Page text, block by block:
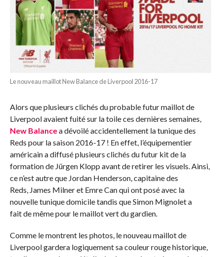
Le nouveau maillot New Balance de Liverpool 2016-17
Alors que plusieurs clichés du probable futur maillot de
Liverpool avaient fuité sur la toile ces dernières semaines,
New Balancea dévoilé accidentellement la tunique des
Reds pour la saison 2016-17 ! En effet, l’équipementier
américain a diffusé plusieurs clichés du futur kit de la
formation de Jürgen Klopp avant de retirer les visuels. Ainsi,
ce n’est autre que Jordan Henderson, capitaine des
Reds, James Milner et Emre Can qui ont posé avec la
nouvelle tunique domicile tandis que Simon Mignolet a
fait de même pour le maillot vert du gardien.
Comme le montrent les photos, le nouveau maillot de
Liverpool gardera logiquement sa couleur rouge historique,